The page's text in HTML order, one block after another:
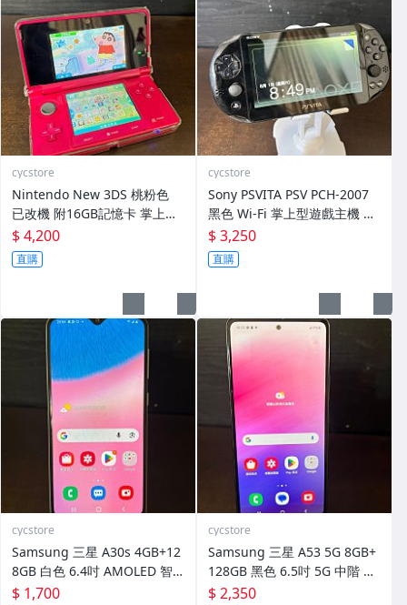
cycstore
Nintendo New 3DS 桃粉色
已改機 附16GB記憶卡 掌上型
遊戲主機 收藏熱門
$ 4,200
直購
cycstore
Sony PSVITA PSV PCH-2007
黑色 Wi-Fi 掌上型遊戲主機 輕
薄版 OLED後繼機 收藏熱門
$ 3,250
直購
cycstore
Samsung 三星 A30s 4GB+12
8GB 白色 6.4吋 AMOLED 智
慧型手機 大容量儲存 雙卡雙待
$ 1,700
cycstore
Samsung 三星 A53 5G 8GB+
128GB 黑色 6.5吋 5G 中階 A
MOLED 智慧型手機 雙卡雙待
$ 2,350